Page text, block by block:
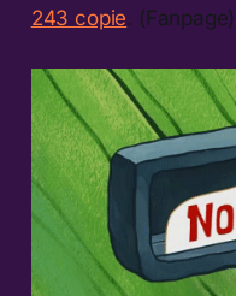
243 copie. (Fanpage)